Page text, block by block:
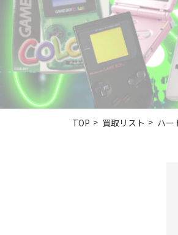
TOP 買取リスト ハー